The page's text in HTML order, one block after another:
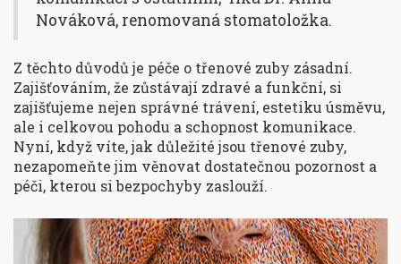
Nováková, renomovaná stomatoložka.
Z těchto důvodů je péče o třenové zuby zásadní.
Zajišťováním, že zůstávají zdravé a funkční, si
zajišťujeme nejen správné trávení, estetiku úsměvu,
ale i celkovou pohodu a schopnost komunikace.
Nyní, když víte, jak důležité jsou třenové zuby,
nezapomeňte jim věnovat dostatečnou pozornost a
péči, kterou si bezpochyby zaslouží.